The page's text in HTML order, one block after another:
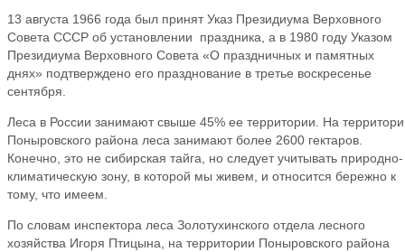
13 августа 1966 года был принят Указ Президиума Верховного
Совета СССР об установлении праздника, а в 1980 году Указом
Президиума Верховного Совета «О праздничных и памятных
днях» подтверждено его празднование в третье воскресенье
сентября.
Леса в России занимают свыше 45% ее территории. На
Поныровского района леса занимают более 2600 гектаров.
Конечно, это не сибирская тайга, но следует учитывать природно-
климатическую зону, в которой мы живем, и относится бережно к
тому, что имеем.
По словам инспектора леса Золотухинского отдела лесного
хозяйства Игоря Птицына, на территории Поныровского района